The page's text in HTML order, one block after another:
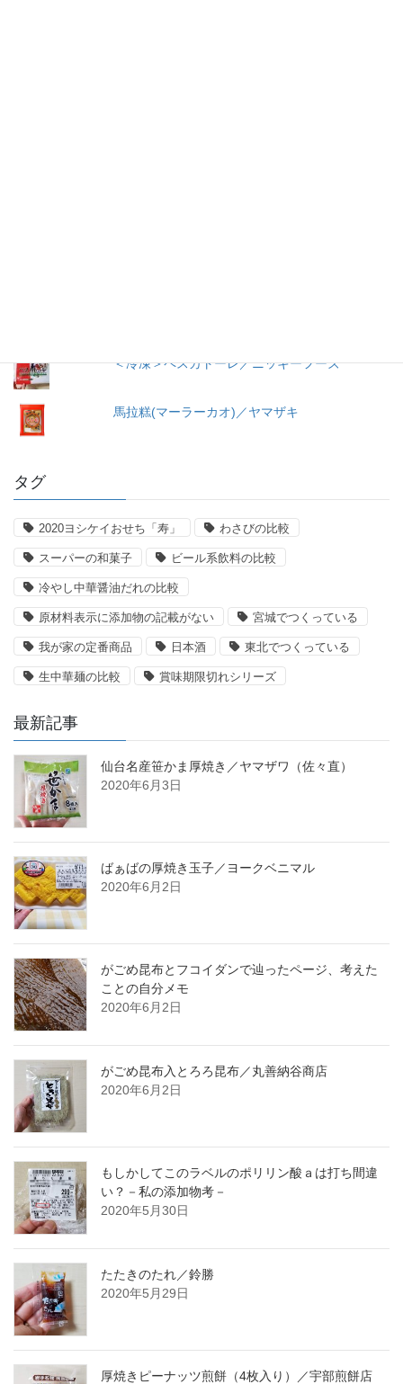
＜冷凍＞ペスカトーレ／ニッキーフーズ
馬拉糕(マーラーカオ)／ヤマザキ
タグ
2020ヨシケイおせち「寿」 わさびの比較
スーパーの和菓子 ビール系飲料の比較
冷やし中華醤油だれの比較
原材料表示に添加物の記載がない 宮城でつくっている
我が家の定番商品 日本酒 東北でつくっている
生中華麺の比較 賞味期限切れシリーズ
最新記事
仙台名産笹かま厚焼き／ヤマザワ（佐々直）
2020年6月3日
ばぁばの厚焼き玉子／ヨークベニマル
2020年6月2日
がごめ昆布とフコイダンで辿ったページ、考えた
ことの自分メモ
2020年6月2日
がごめ昆布入とろろ昆布／丸善納谷商店
2020年6月2日
もしかしてこのラベルのポリリン酸ａは打ち間違
い？－私の添加物考－
2020年5月30日
たたきのたれ／鈴勝
2020年5月29日
厚焼きピーナッツ煎餅（4枚入り）／宇部煎餅店